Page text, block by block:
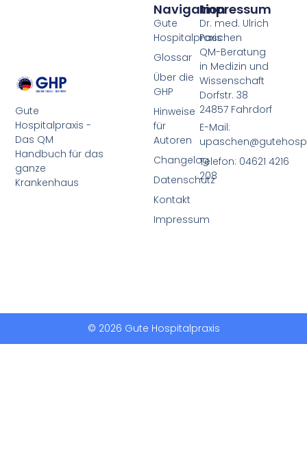
Gute
Hospitalpraxis -
Das QM
Handbuch für das
ganze
Krankenhaus
Navigation
Gute
Hospitalpraxis
Glossar
Über die
GHP
Hinweise
für
Autoren
Changelog
Datenschutz
Kontakt
Impressum
Impressum
Dr. med. Ulrich
Paschen
QM-Beratung
in Medizin und
Wissenschaft
Dorfstr. 38
24857 Fahrdorf
E-Mail:
Telefon: 04621 4216
208
© 2026 Gute Hospitalpraxis